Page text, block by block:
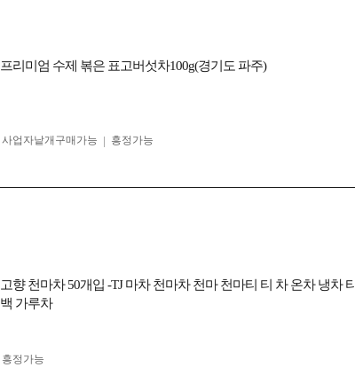
프리미엄 수제 볶은 표고버섯차100g(경기도 파주)
사업자 낱개구매가능 흥정가능
고향 천마차 50개입 -TJ 마차 천마차 천마 천마티 티 차 온차 냉차 티
백 가루차
흥정가능